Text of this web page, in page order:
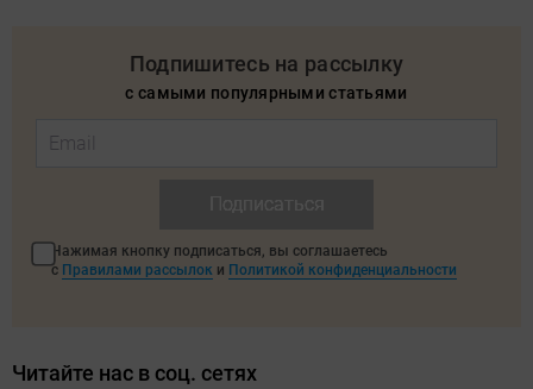
Подпишитесь на рассылку
с самыми популярными статьями
Нажимая кнопку подписаться, вы соглашаетесь
с Правилами рассылок и Политикой конфиденциальности
Читайте нас в соц. сетях